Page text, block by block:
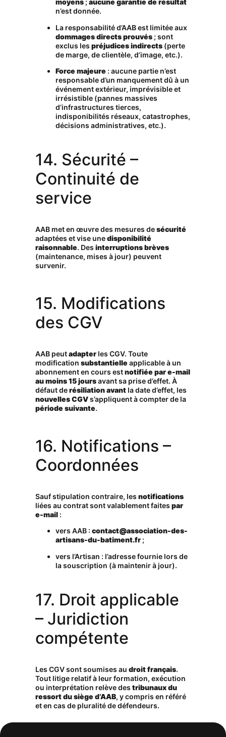
moyens ;aucune garantie de résultat
n’est donnée.
La responsabilité d’AAB est limitée aux
dommages directs prouvés ; sont
exclus lespréjudices indirects (perte
de marge, de clientèle, d’image, etc.).
Force majeure : aucune partie n’est
responsable d’un manquement dû à un
événement extérieur, imprévisible et
irrésistible (pannes massives
d’infrastructures tierces,
indisponibilités réseaux, catastrophes,
décisions administratives, etc.).
14. Sécurité –
Continuité de
service
AAB met en œuvre des mesures desécurité
adaptées et vise unedisponibilité
raisonnable. Desinterruptions brèves
(maintenance, mises à jour) peuvent
survenir.
15. Modifications
des CGV
AAB peutadapter les CGV. Toute
modificationsubstantielle applicable à un
abonnement en cours estnotifiée par e-mail
au moins 15 joursavant sa prise d’effet. À
défaut derésiliation avant la date d’effet, les
nouvelles CGVs’appliquent à compter de la
période suivante.
16. Notifications –
Coordonnées
Sauf stipulation contraire, lesnotifications
liées au contrat sont valablement faitespar
e-mail :
vers AAB :contact@association-des-
artisans-du-batiment.fr ;
vers l’Artisan : l’adresse fournie lors de
la souscription (à maintenir à jour).
17. Droit applicable
– Juridiction
compétente
Les CGV sont soumises audroit français.
Tout litige relatif à leur formation, exécution
ou interprétation relève destribunaux du
ressort du siège d’AAB, y compris en référé
et en cas de pluralité de défendeurs.